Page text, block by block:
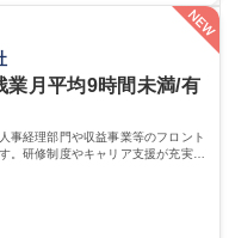
種委員会のスケジュール調
業月平均9時間未満/有
事経理部門や収益事業等のフロント
。研修制度やキャリア支援が充実し